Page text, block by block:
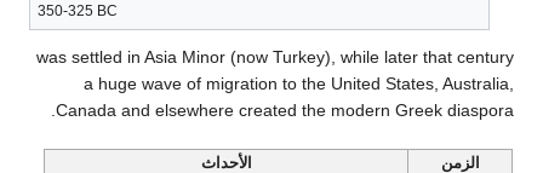
350-325 BC
was settled in Asia Minor (now Turkey), while later that century
a huge wave of migration to the United States, Australia,
Canada and elsewhere created the modern Greek diaspora.
الزمن
الأحداث